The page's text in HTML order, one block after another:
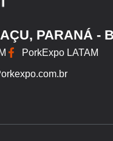
PARANÁ -
PorkExpo LATAM